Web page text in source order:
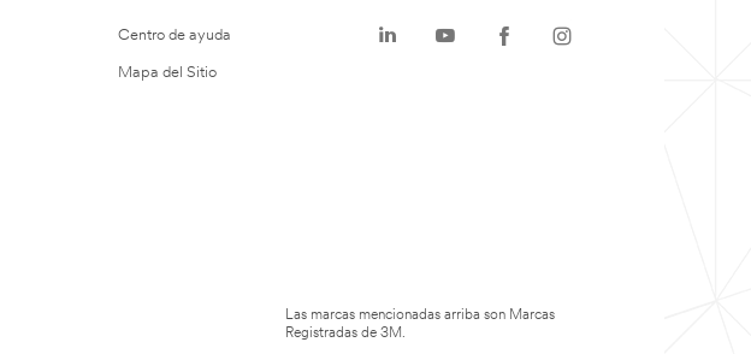
Centro de ayuda
Mapa del Sitio
Las marcas mencionadas arriba son Marcas
Registradas de 3M.